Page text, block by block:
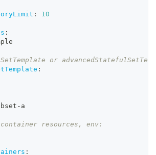
:
10
:
or
:
- a
resources, env:
: